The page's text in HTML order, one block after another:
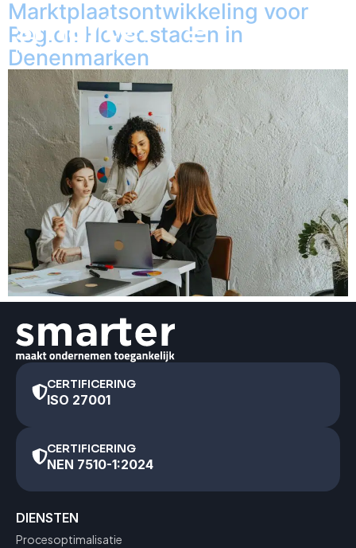
Marktplaatsontwikkeling voor
Region Hovedstaden in
Denenmarken
CERTIFICERING
ISO 27001
CERTIFICERING
NEN 7510-1:2024
DIENSTEN
Procesoptimalisatie